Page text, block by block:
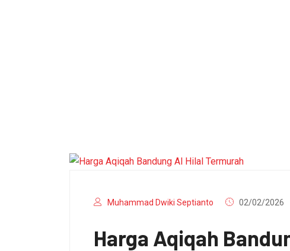
Muhammad Dwiki Septianto 02/02/2026
Harga Aqiqah